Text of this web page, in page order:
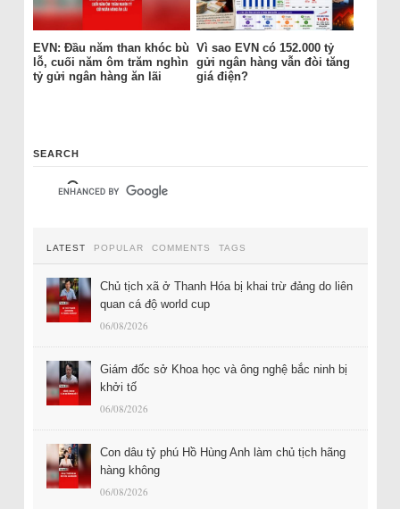
EVN: Đầu năm than khóc bù
lỗ, cuối năm ôm trăm nghìn
tỷ gửi ngân hàng ăn lãi
Vì sao EVN có 152.000 tỷ
gửi ngân hàng vẫn đòi tăng
giá điện?
SEARCH
LATEST POPULAR COMMENTS TAGS
Chủ tịch xã ở Thanh Hóa bị khai trừ đảng do liên
quan cá độ world cup
06/08/2026
Giám đốc sở Khoa học và ông nghệ bắc ninh bị
khởi tố
06/08/2026
Con dâu tỷ phú Hồ Hùng Anh làm chủ tịch hãng
hàng không
06/08/2026